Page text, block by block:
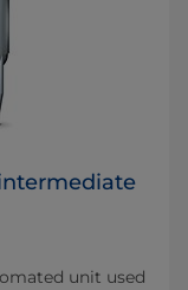
unit used